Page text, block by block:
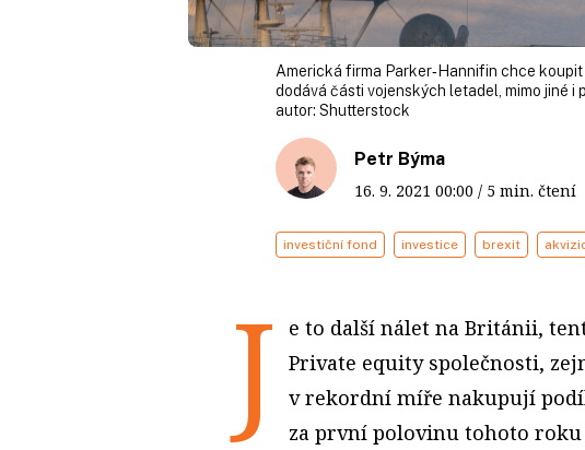
Americká firma Parker‑Hannifin chce
dodává části vojenských letadel, mimo jiné i
autor: Shutterstock
Petr Býma
16. 9. 2021 00:00 / 5 min.
investiční fond investice brexit
J
e to další nálet na Británii,
Private equity společnosti,
v rekordní míře nakupují
za první polovinu tohoto roku